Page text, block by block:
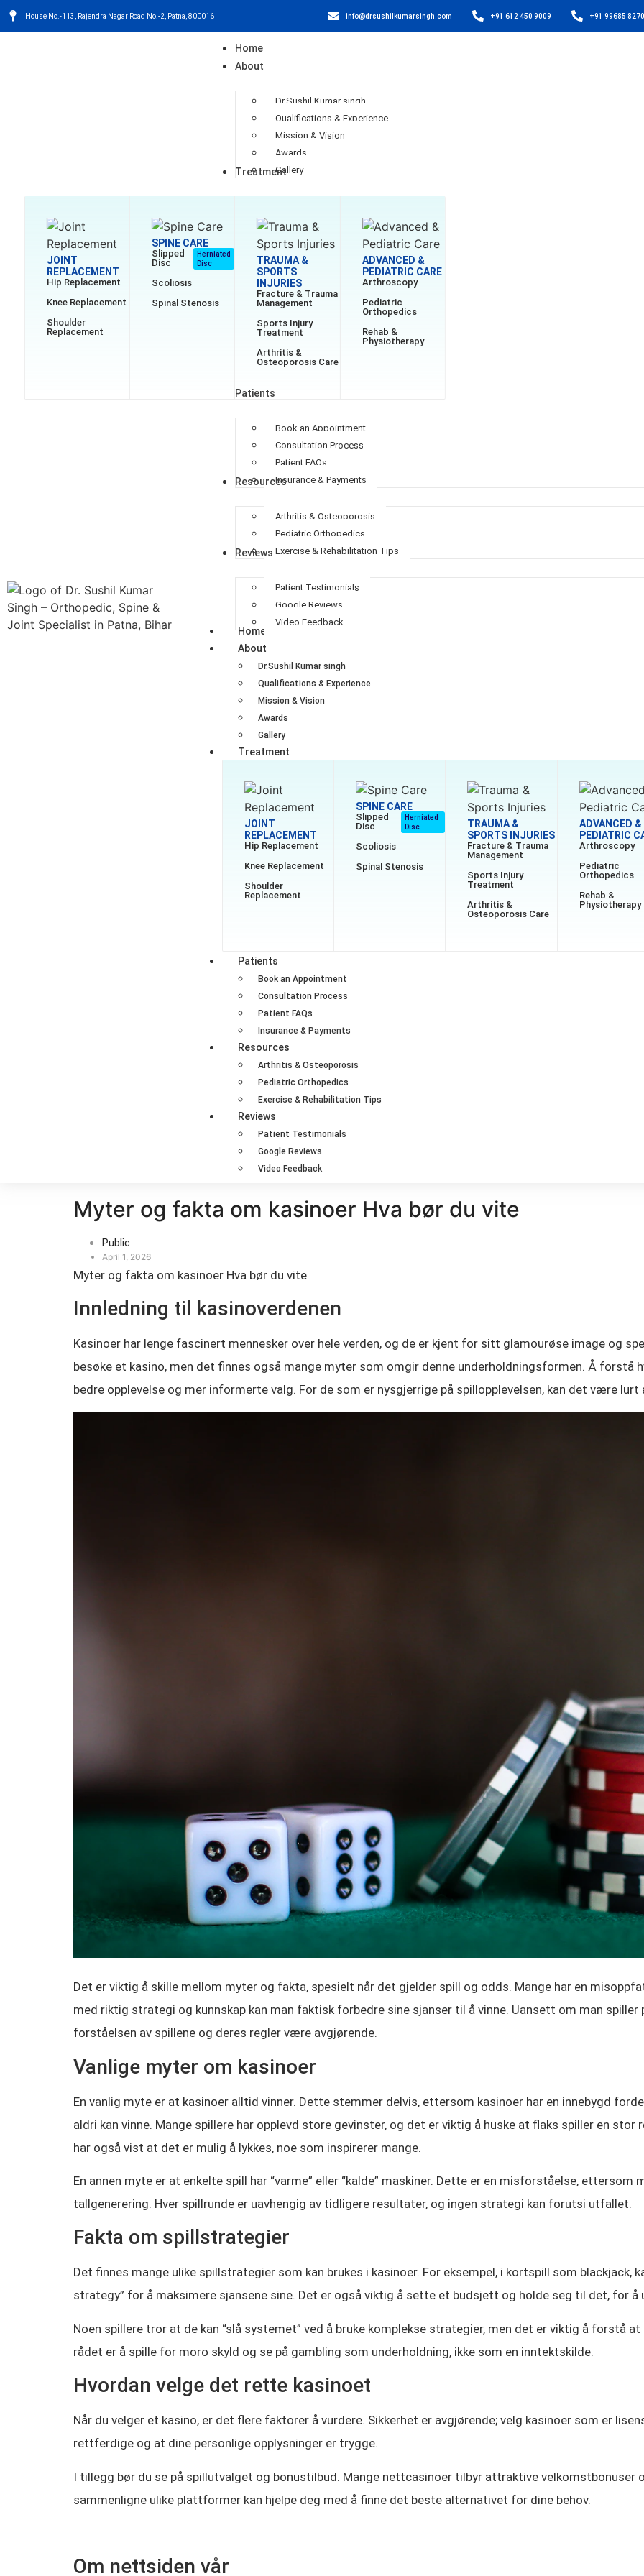
House No.-113, Rajendra Nagar Road No.-2, Patna, 800016 info@drsushilkumarsingh.com +91 612 450 9009 +91 99685
Home
About
Dr.Sushil Kumar singh
Qualifications & Experience
Mission & Vision
Awards
Gallery
Treatment
JOINT
REPLACEMENT
Hip Replacement
Knee Replacement
Shoulder
Replacement
SPINE CARE
Slipped
Disc
Herniated
Disc
Scoliosis
Spinal Stenosis
TRAUMA &
SPORTS
INJURIES
Fracture & Trauma
Management
Sports Injury
Treatment
Arthritis &
Osteoporosis Care
ADVANCED &
PEDIATRIC CARE
Arthroscopy
Pediatric
Orthopedics
Rehab &
Physiotherapy
Patients
Book an Appointment
Consultation Process
Patient FAQs
Insurance & Payments
Resources
Arthritis & Osteoporosis
Pediatric Orthopedics
Exercise & Rehabilitation Tips
Reviews
Patient Testimonials
Google Reviews
Video Feedback
Home
About
Dr.Sushil Kumar singh
Qualifications & Experience
Mission & Vision
Awards
Gallery
Treatment
JOINT
REPLACEMENT
Hip Replacement
Knee Replacement
Shoulder
Replacement
SPINE CARE
Slipped
Disc
Herniated
Disc
Scoliosis
Spinal Stenosis
TRAUMA &
SPORTS INJURIES
Fracture & Trauma
Management
Sports Injury
Treatment
Arthritis &
Osteoporosis Care
ADVANCED &
PEDIATRIC
Arthroscopy
Pediatric
Orthopedics
Rehab &
Physiotherapy
Patients
Book an Appointment
Consultation Process
Patient FAQs
Insurance & Payments
Resources
Arthritis & Osteoporosis
Pediatric Orthopedics
Exercise & Rehabilitation Tips
Reviews
Patient Testimonials
Google Reviews
Video Feedback
Myter og fakta om kasinoer Hva bør du vite
Public
April 1, 2026
Myter og fakta om kasinoer Hva bør du vite
Innledning til kasinoverdenen
Kasinoer har lenge fascinert mennesker over hele verden, og de er kjent for sitt glamourøse image og
besøke et kasino, men det finnes også mange myter som omgir denne underholdningsformen. Å forstå
bedre opplevelse og mer informerte valg. For de som er nysgjerrige på spillopplevelsen, kan det være lurt
Det er viktig å skille mellom myter og fakta, spesielt når det gjelder spill og odds. Mange har en
med riktig strategi og kunnskap kan man faktisk forbedre sine sjanser til å vinne. Uansett om man
forståelsen av spillene og deres regler være avgjørende.
Vanlige myter om kasinoer
En vanlig myte er at kasinoer alltid vinner. Dette stemmer delvis, ettersom kasinoer har en innebygd
aldri kan vinne. Mange spillere har opplevd store gevinster, og det er viktig å huske at flaks spiller en stor
har også vist at det er mulig å lykkes, noe som inspirerer mange.
En annen myte er at enkelte spill har “varme” eller “kalde” maskiner. Dette er en misforståelse,
tallgenerering. Hver spillrunde er uavhengig av tidligere resultater, og ingen strategi kan forutsi utfallet.
Fakta om spillstrategier
Det finnes mange ulike spillstrategier som kan brukes i kasinoer. For eksempel, i kortspill som blackjack,
strategy” for å maksimere sjansene sine. Det er også viktig å sette et budsjett og holde seg til det, for å
Noen spillere tror at de kan “slå systemet” ved å bruke komplekse strategier, men det er viktig å forstå
rådet er å spille for moro skyld og se på gambling som underholdning, ikke som en inntektskilde.
Hvordan velge det rette kasinoet
Når du velger et kasino, er det flere faktorer å vurdere. Sikkerhet er avgjørende; velg kasinoer som er
rettferdige og at dine personlige opplysninger er trygge.
I tillegg bør du se på spillutvalget og bonustilbud. Mange nettcasinoer tilbyr attraktive velkomstbonuser
sammenligne ulike plattformer kan hjelpe deg med å finne det beste alternativet for dine behov.
Om nettsiden vår